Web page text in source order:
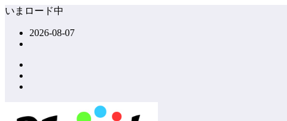
コ
いまロード中
2026-08-07